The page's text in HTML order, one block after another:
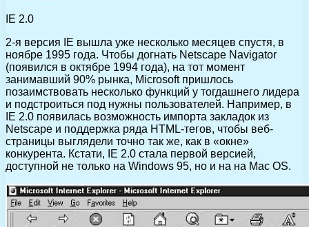
IE 2.0
2-я версия IE вышла уже несколько месяцев спустя, в
ноябре 1995 года. Чтобы догнать Netscape Navigator
(появился в октябре 1994 года), на тот момент
занимавший 90% рынка, Microsoft пришлось
позаимствовать несколько функций у тогдашнего лидера
и подстроиться под нужны пользователей. Например, в
IE 2.0 появилась возможность импорта закладок из
Netscape и поддержка ряда HTML-тегов, чтобы веб-
страницы выглядели точно так же, как в «окне»
конкурента. Кстати, IE 2.0 стала первой версией,
доступной не только на Windows 95, но и на на Mac OS.